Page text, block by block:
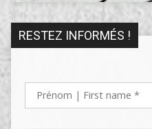
RESTEZ INFORMÉS !